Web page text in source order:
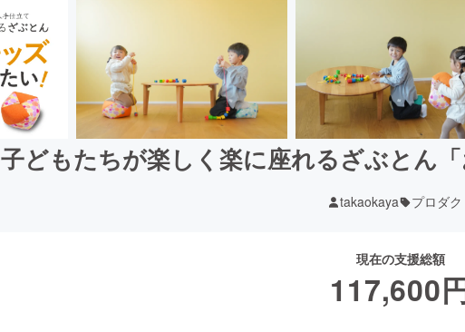
子どもたちが楽しく楽に座れるざぶとん
takaokaya プロダク
現在の支援総額
117,600